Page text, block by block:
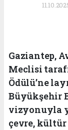
Gaziantep,
Meclisi
Ödülü’ne
Büyükşehir
vizyonuyla
çevre,